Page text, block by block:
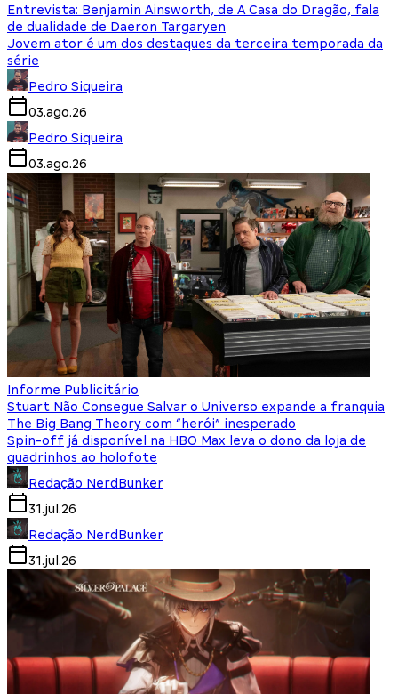
Entrevista: Benjamin Ainsworth, de A Casa do Dragão, fala
de dualidade de Daeron Targaryen
Jovem ator é um dos destaques da terceira temporada da
série
Pedro Siqueira
03.ago.26
Pedro Siqueira
03.ago.26
Informe Publicitário
Stuart Não Consegue Salvar o Universo expande a franquia
The Big Bang Theory com “herói” inesperado
Spin-off já disponível na HBO Max leva o dono da loja de
quadrinhos ao holofote
Redação NerdBunker
31.jul.26
Redação NerdBunker
31.jul.26